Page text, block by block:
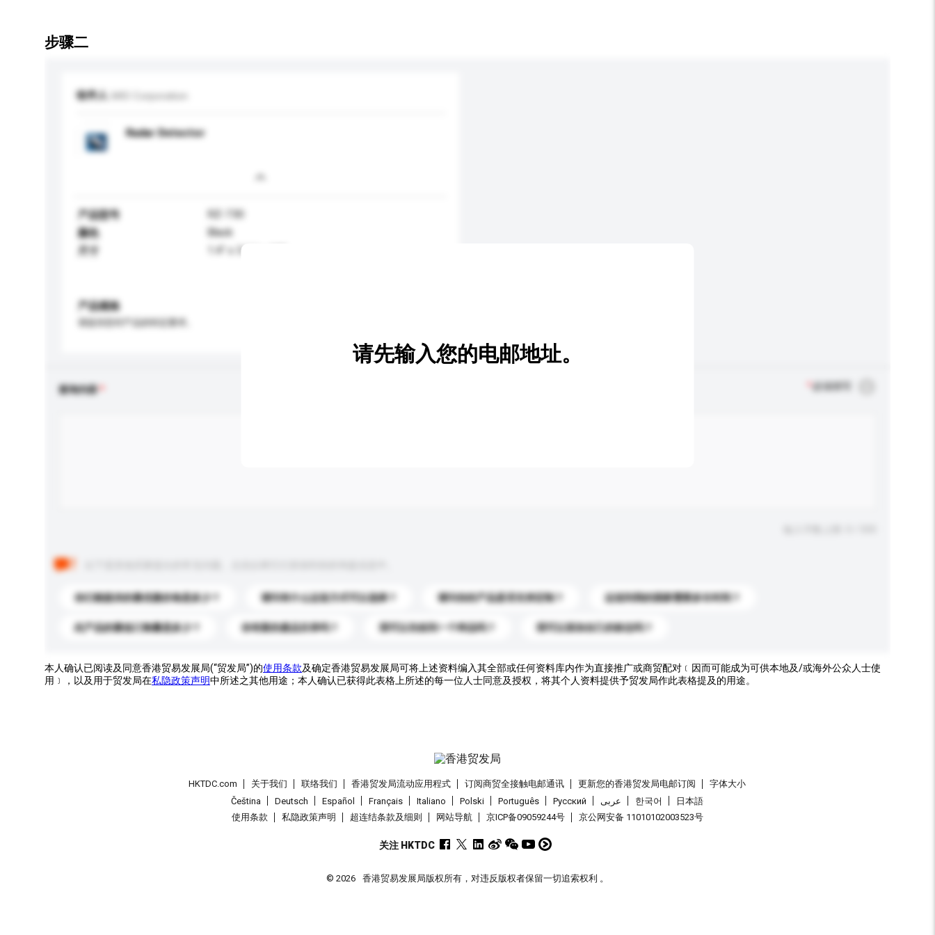
步骤二
收件人
Radar Detector
产品型号
RZ-730
颜色
Black
1.4" x 3.1 " x 4.8"
产品规格
查询内容 必须填写
你们能提供的最优惠价格是多少？ 请问有什么运送方式可以选择？ 请问你的产品是否支持定制？ 运送到我的国家需要多长时间？
此产品的最低订购量是多少？ 你有新的產品目录吗？ 我可以先收到一个样品吗？ 我可以添加自己的标志吗？
请先输入您的电邮地址。
本人确认已阅读及同意香港贸易发展局(“贸发局”)的使用条款及确定香港贸易发展局可将上述资料编入其全部或任何资料库内作为直接推广或商贸配对﹝因而可能成为可供本地及/或海外公众人士使
用﹞，以及用于贸发局在私隐政策声明中所述之其他用途；本人确认已获得此表格上所述的每一位人士同意及授权，将其个人资料提供予贸发局作此表格提及的用途。
HKTDC.com 关于我们 联络我们 香港贸发局流动应用程式 订阅商贸全接触电邮通讯 更新您的香港贸发局电邮订阅
字体大小
Čeština
Deutsch Español Français Italiano Polski Português Pусский عربى 한국어
日本語
使用条款
私隐政策声明 超连结条款及细则 网站导航 京ICP备09059244号 京公网安备 11010102003523号
关注 HKTDC
© 2026 香港贸易发展局版权所有，对违反版权者保留一切追索权利 。